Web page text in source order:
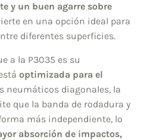
y un buen agarre sobre
en una opción ideal para
diferentes superficies.
a la P3035 es su
optimizada para el
neumáticos diagonales, la
que la banda de rodadura y
más independiente, lo
absorción de impactos,